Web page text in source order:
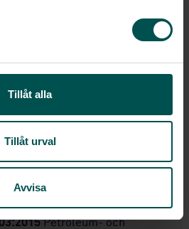
Tillåt alla
Tillåt urval
Avvisa
01
Petroleum- och